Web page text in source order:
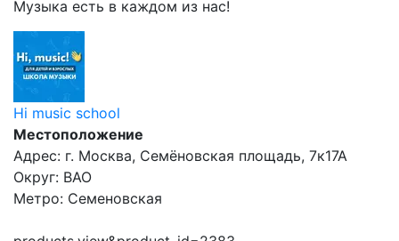
Музыка есть в каждом из нас!
Hi music school
Местоположение
Адрес: г. Москва, Семёновская площадь, 7к17А
Округ: ВАО
Метро: Семеновская